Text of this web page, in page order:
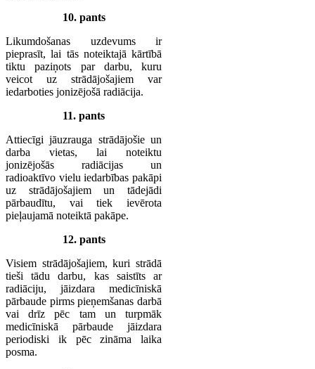
10. pants
Likumdošanas uzdevums ir
pieprasīt, lai tās noteiktajā kārtībā
tiktu paziņots par darbu, kuru
veicot uz strādājošajiem var
iedarboties jonizējošā radiācija.
11. pants
Attiecīgi jāuzrauga strādājošie un
darba vietas, lai noteiktu
jonizējošās radiācijas un
radioaktīvo vielu iedarbības pakāpi
uz strādājošajiem un tādejādi
pārbaudītu, vai tiek ievērota
pieļaujamā noteiktā pakāpe.
12. pants
Visiem strādājošajiem, kuri strādā
tieši tādu darbu, kas saistīts ar
radiāciju, jāizdara medicīniskā
pārbaude pirms pieņemšanas darbā
vai drīz pēc tam un turpmāk
medicīniskā pārbaude jāizdara
periodiski ik pēc zināma laika
posma.